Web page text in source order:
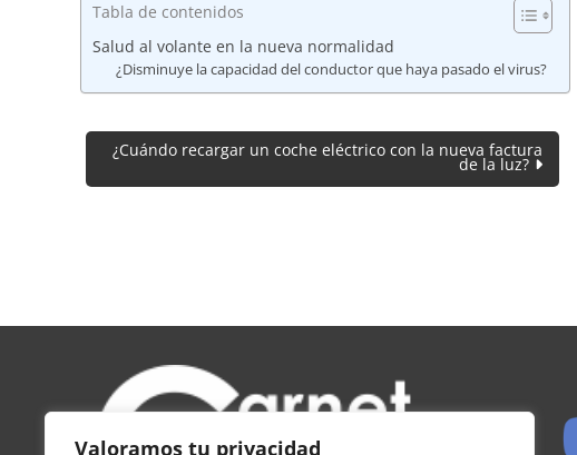
Valoramos tu privacidad
Tabla de contenidos
Salud al volante en la nueva normalidad
¿Disminuye la capacidad del conductor que haya pasado el virus?
Navegación
de
¿Cuándo recargar un coche eléctrico con la nueva factura
de la luz?